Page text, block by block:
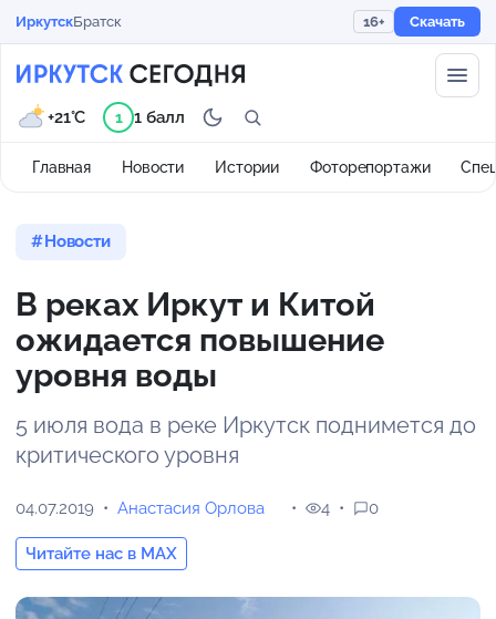
ИркутскБратск 16+ Скачать
Главная Новости Истории Фоторепортажи
+21°C 1 1 балл
Новости
В реках Иркут и Китой
ожидается повышение
уровня воды
5 июля вода в реке Иркутск поднимется до
критического уровня
04.07.2019 Анастасия Орлова
Читайте нас в MAX
4 0